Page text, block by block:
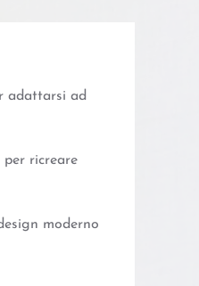
adattarsi ad
ricreare
moderno